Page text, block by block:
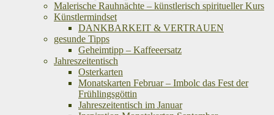
Malerische Rauhnächte – künstlerisch spiritueller Kurs
Künstlermindset
DANKBARKEIT & VERTRAUEN
gesunde Tipps
Geheimtipp – Kaffeeersatz
Jahreszeitentisch
Osterkarten
Monatskarten Februar – Imbolc das Fest der
Frühlingsgöttin
Jahreszeitentisch im Januar